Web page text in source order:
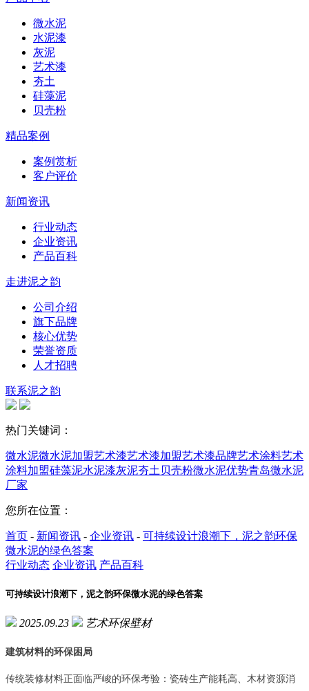
微水泥
水泥漆
灰泥
艺术漆
夯土
硅藻泥
贝壳粉
精品案例
案例赏析
客户评价
新闻资讯
行业动态
企业资讯
产品百科
走进泥之韵
公司介绍
旗下品牌
核心优势
荣誉资质
人才招聘
联系泥之韵
热门关键词：
微水泥微水泥加盟艺术漆艺术漆加盟艺术漆品牌艺术涂料艺术
涂料加盟硅藻泥水泥漆灰泥夯土 贝壳粉微水泥优势青岛微水泥
厂家
您所在位置：
首页 - 新闻资讯 - 企业资讯 - 可持续设计浪潮下，泥之韵环保
微水泥的绿色答案
行业动态 企业资讯 产品百科
可持续设计浪潮下，泥之韵环保微水泥的绿色答案
2025.09.23 艺术环保壁材
建筑材料的环保困局
传统装修材料正面临严峻的环保考验：瓷砖生产能耗高、木材资源消